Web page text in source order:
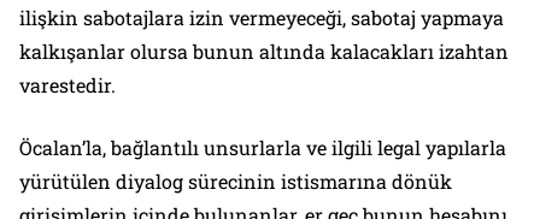
ilişkin sabotajlara izin vermeyeceği, sabotaj yapmaya
kalkışanlar olursa bunun altında kalacakları izahtan
varestedir.
Öcalan’la, bağlantılı unsurlarla ve ilgili legal yapılarla
yürütülen diyalog sürecinin istismarına dönük